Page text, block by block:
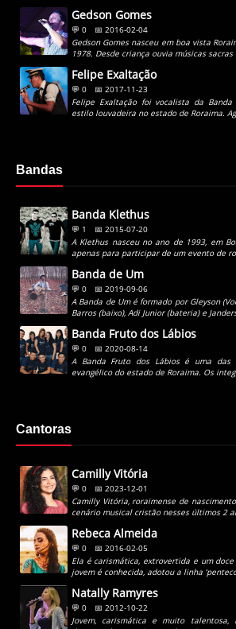
Gedson Gomes
💬 0
📅 2016-02-04
Gedson Gomes nasceu em boa vista
1978. Desde criança ouvia músicas sacras
Felipe Exaltação
💬 0
📅 2017-11-23
Felipe Exaltação foi vocalista da
estilo louvadeira no estado de Roraima.
Bandas
Banda Klethus
💬 1
📅 2015-07-20
A Klethus nasceu no ano de 1993, em
apenas para participar de um evento de
Banda de Um
💬 0
📅 2019-09-06
A Banda de Um é formado por Gleyson
Barros (baixo), Adi Junior (bateria) e
Banda Fruto dos Lábios
💬 0
📅 2020-08-14
A Banda Fruto dos Lábios é uma das
evangélico do estado de Roraima. Os
Cantoras
Camilly Vitória
💬 0
📅 2023-12-01
Camilly Vitória, roraimense de
cenário musical cristão nesses últimos 2
Rebeca Almeida
💬 0
📅 2016-02-05
Ela é carismática, extrovertida e um doce
jovem é conhecida, adotou a linha
Natally Ramyres
💬 0
📅 2012-10-22
Jovem, carismática e muito talentosa,